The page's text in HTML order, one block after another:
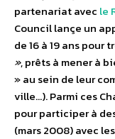
partenariat avec le
Council lançe un
de 16 à 19 ans pour
», prêts à mener à
» au sein de leur
ville…). Parmi ces
pour participer à
(mars 2008) avec